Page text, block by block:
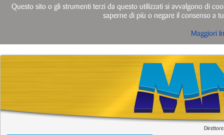
Questo sito o gli strumenti terzi da questo utilizzati si avvalgono di
saperne di più o negare il consenso a
Maggiori